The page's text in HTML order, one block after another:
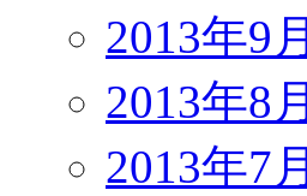
2013年9月
2013年8月
2013年7月